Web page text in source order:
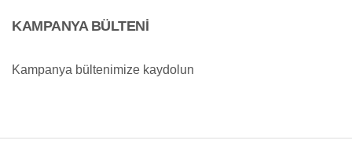
KAMPANYA BÜLTENİ
Kampanya bültenimize kaydolun